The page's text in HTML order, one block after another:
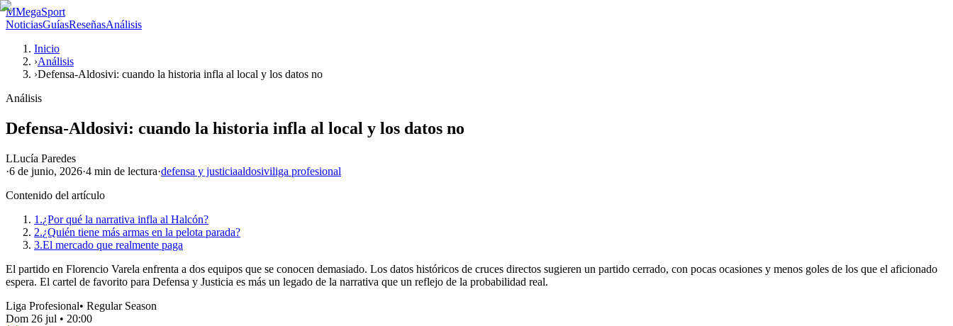
MMegaSport
NoticiasGuíasReseñasAnálisis
Inicio
›Análisis
›Defensa-Aldosivi: cuando la historia infla al local y los datos no
Análisis
Defensa-Aldosivi: cuando la historia infla al local y los datos no
LLucía Paredes
·6 de junio, 2026·4 min de lectura·defensa y justiciaaldosiviliga profesional
Contenido del artículo
1.¿Por qué la narrativa infla al Halcón?
2.¿Quién tiene más armas en la pelota parada?
3.El mercado que realmente paga
El partido en Florencio Varela enfrenta a dos equipos que se conocen demasiado. Los datos históricos de cruces directos sugieren un partido cerrado, con pocas ocasiones y menos goles de los que el aficionado
espera. El cartel de favorito para Defensa y Justicia es más un legado de la narrativa que un reflejo de la probabilidad real.
Liga Profesional• Regular Season
Dom 26 jul • 20:00